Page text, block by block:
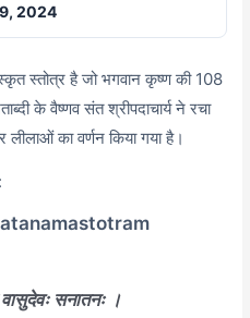
2024
स्तोत्र है जो भगवान कृष्ण की 108
के वैष्णव संत श्रीपदाचार्य ने रचा
का वर्णन किया गया है।
सनातनः ।